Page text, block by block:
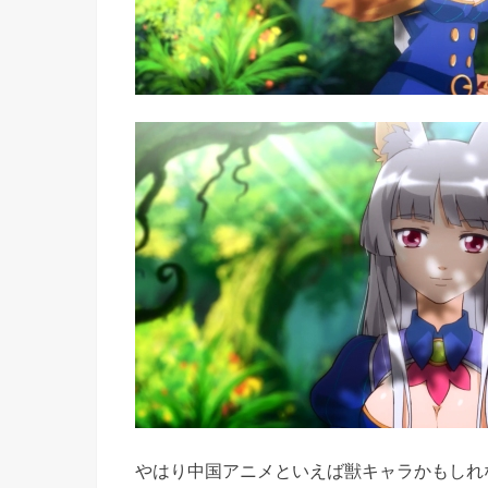
やはり中国アニメといえば獣キャラかもしれ